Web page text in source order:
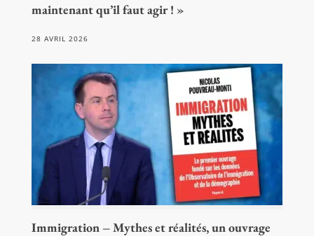
maintenant qu’il faut agir ! »
28 AVRIL 2026
Immigration – Mythes et réalités, un ouvrage